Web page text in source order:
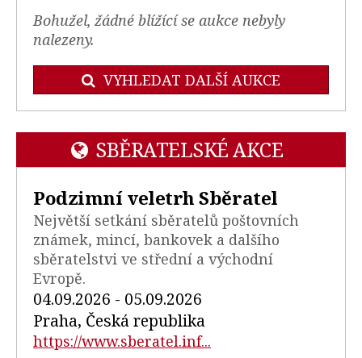
Bohužel, žádné blížící se aukce nebyly
nalezeny.
VYHLEDAT DALŠÍ AUKCE
SBĚRATELSKÉ AKCE
Podzimní veletrh Sběratel
Největší setkání sběratelů poštovních
známek, mincí, bankovek a dalšího
sběratelstvi ve střední a východní
Evropě.
04.09.2026 - 05.09.2026
Praha, Česká republika
https://www.sberatel.inf...